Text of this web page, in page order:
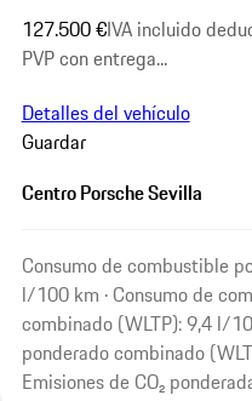
127.500 €IVA incluido
PVP con entrega...
Detalles del vehículo
Guardar
Centro Porsche Sevilla
Consumo de combustible
l/100 km · Consumo de
combinado (WLTP): 9,4 l/
ponderado combinado
Emisiones de CO₂